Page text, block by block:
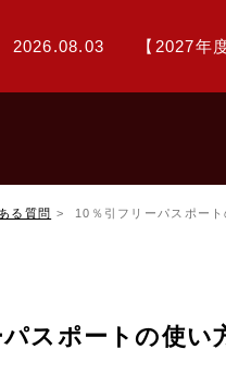
2026.08.03 【2027年
る質問 10％引フリーパスポー
スポートの使い